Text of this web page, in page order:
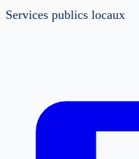
Services publics locaux